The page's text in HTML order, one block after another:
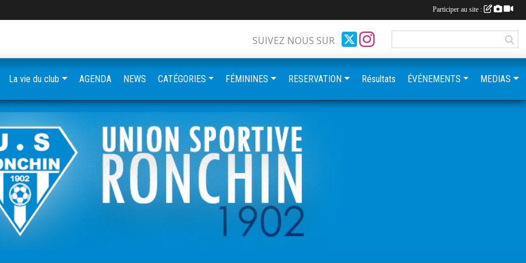
SUIVEZ NOUS SUR
La vie du club AGENDA NEWS CATÉGORIES FÉMININES RESERVATION Résultats ÉVÉNEMENTS MEDIAS
Participer au site :